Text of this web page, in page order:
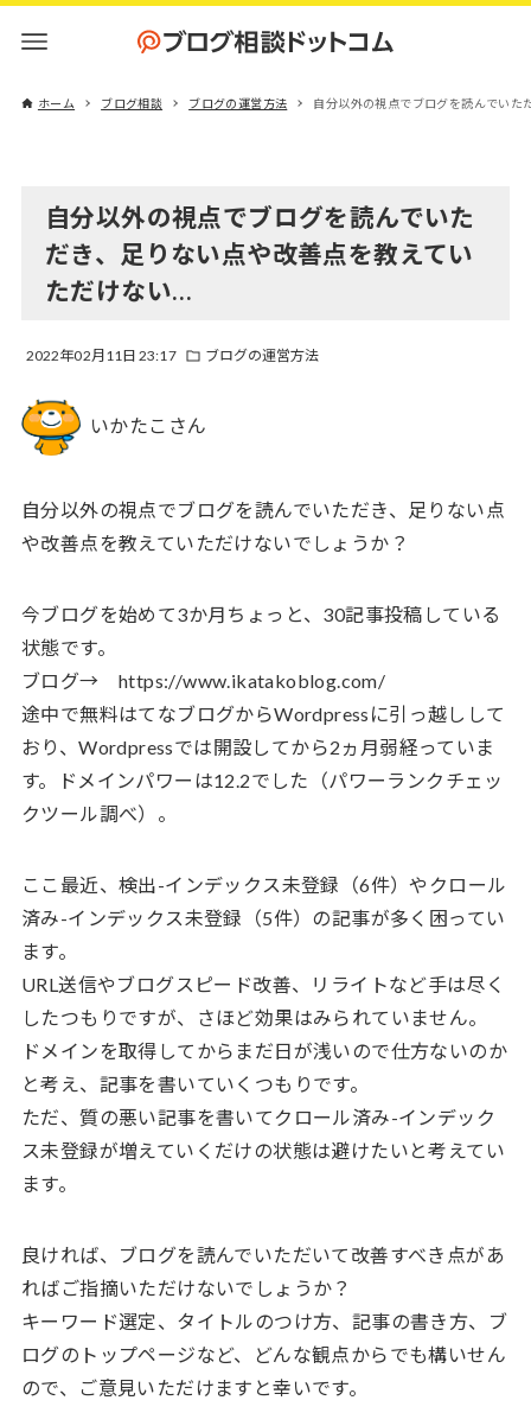
ホーム ブログ相談 ブログの運営方法 自分以外の視点でブログを読んでいた
自分以外の視点でブログを読んでいた
だき、足りない点や改善点を教えてい
ただけない…
2022年02月11日 23:17 ブログの運営方法
いかたこさん
自分以外の視点でブログを読んでいただき、足りない点
や改善点を教えていただけないでしょうか？
今ブログを始めて3か月ちょっと、30記事投稿している
状態です。
ブログ→ https://www.ikatakoblog.com/
途中で無料はてなブログからWordpressに引っ越しして
おり、Wordpressでは開設してから2ヵ月弱経っていま
す。ドメインパワーは12.2でした（パワーランクチェッ
クツール調べ）。
ここ最近、検出-インデックス未登録（6件）やクロール
済み-インデックス未登録（5件）の記事が多く困ってい
ます。
URL送信やブログスピード改善、リライトなど手は尽く
したつもりですが、さほど効果はみられていません。
ドメインを取得してからまだ日が浅いので仕方ないのか
と考え、記事を書いていくつもりです。
ただ、質の悪い記事を書いてクロール済み-インデック
ス未登録が増えていくだけの状態は避けたいと考えてい
ます。
良ければ、ブログを読んでいただいて改善すべき点があ
ればご指摘いただけないでしょうか？
キーワード選定、タイトルのつけ方、記事の書き方、ブ
ログのトップページなど、どんな観点からでも構いせん
ので、ご意見いただけますと幸いです。